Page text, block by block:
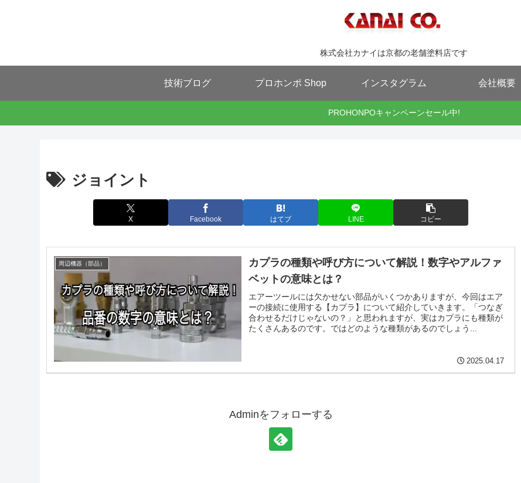
株式会社カナイは京都の老舗塗料店です
技術ブログ プロホンポ Shop インスタグラム 会社概要
PROHONPOキャンペーンセール中!
ジョイント
X Facebook はてブ LINE コピー
周辺機器（部品）
カプラの種類や呼び方について解説！数字やアルファ
ベットの意味とは？
エアーツールには欠かせない部品がいくつかありますが、今回はエア
ーの接続に使用する【カプラ】について紹介していきます。「つなぎ
合わせるだけじゃないの？」と思われますが、実はカプラにも種類が
たくさんあるのです。ではどのような種類があるのでしょう...
2025.04.17
Adminをフォローする